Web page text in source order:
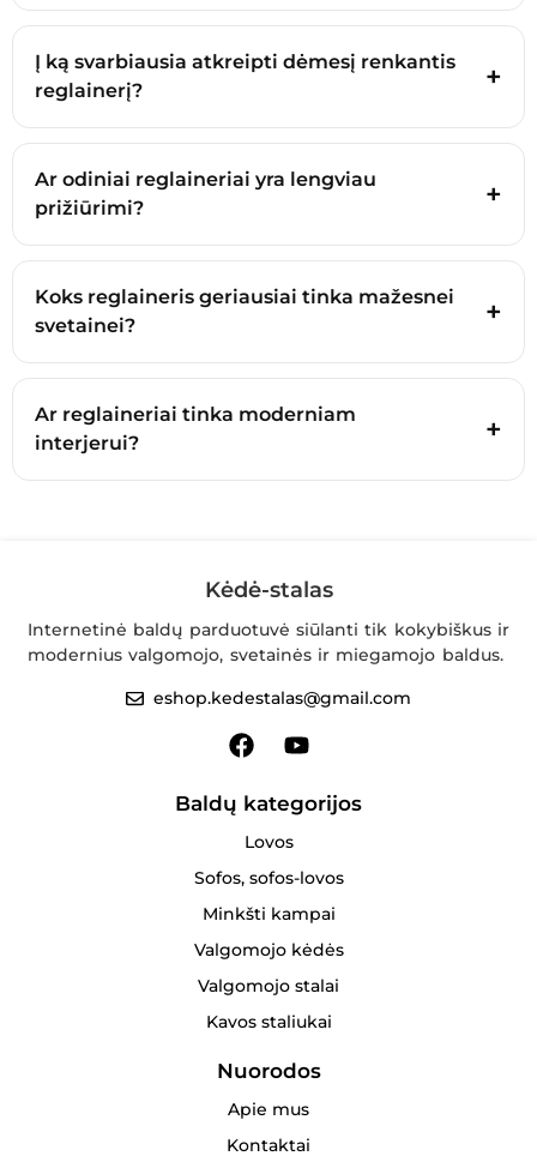
Į ką svarbiausia atkreipti dėmesį renkantis
reglainerį?
Ar odiniai reglaineriai yra lengviau
prižiūrimi?
Koks reglaineris geriausiai tinka mažesnei
svetainei?
Ar reglaineriai tinka moderniam
interjerui?
Kėdė-stalas
Internetinė baldų parduotuvė siūlanti tik kokybiškus ir
modernius valgomojo, svetainės ir miegamojo baldus.
eshop.kedestalas@gmail.com
Baldų kategorijos
Lovos
Sofos, sofos-lovos
Minkšti kampai
Valgomojo kėdės
Valgomojo stalai
Kavos staliukai
Nuorodos
Apie mus
Kontaktai